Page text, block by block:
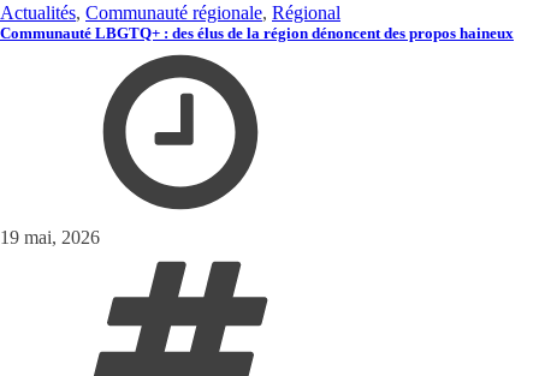
Actualités, Communauté régionale, Régional
Communauté LBGTQ+ : des élus de la région dénoncent des propos haineux
19 mai, 2026